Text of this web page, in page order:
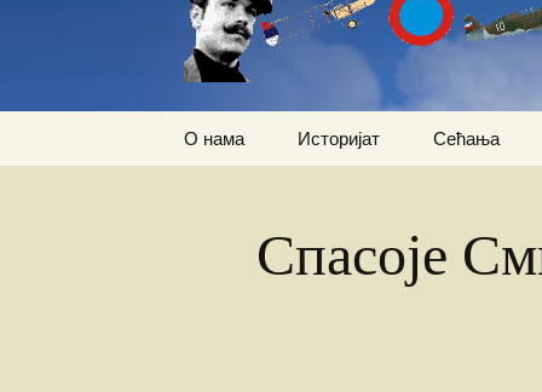
О нама Историјат
Падобранци
Сећања
Залеђивање
Бришући
Спасоје